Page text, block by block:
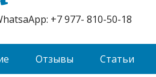
+7 977- 810-50-18
Отзывы Статьи